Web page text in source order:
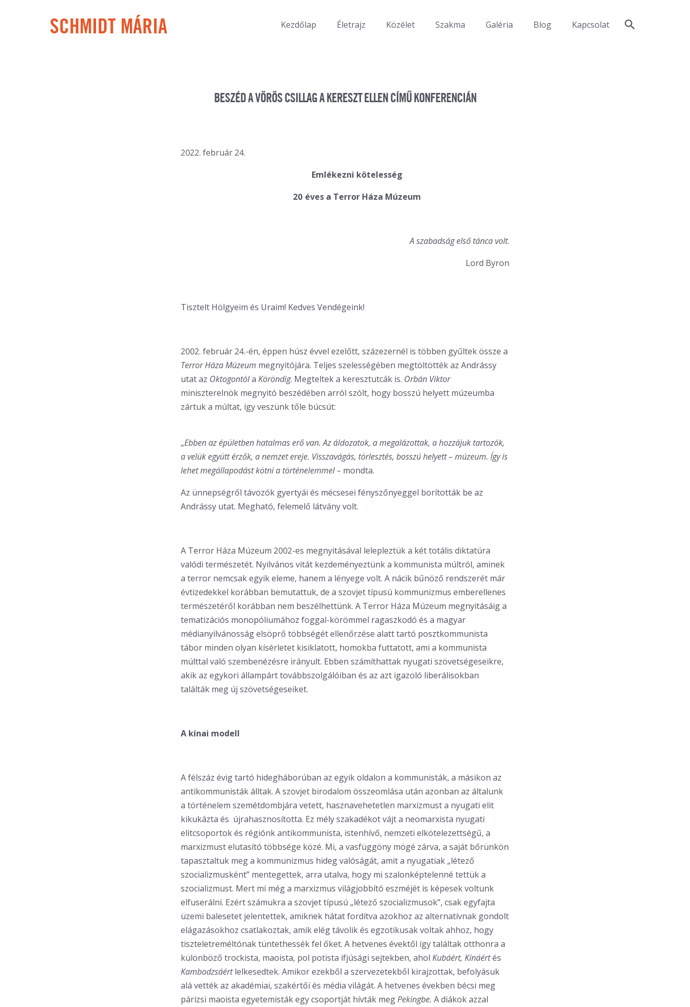
SCHMIDT MÁRIA Kezdőlap Életrajz Közélet Szakma Galéria Blog Kapcsolat
BESZÉD A VÖRÖS CSILLAG A KERESZT ELLEN CÍMŰ KONFERENCIÁN
2022. február 24.
Emlékezni kötelesség
20 éves a Terror Háza Múzeum
A szabadság első tánca volt.
Lord Byron
Tisztelt Hölgyeim és Uraim! Kedves Vendégeink!
2002. február 24.-én, éppen húsz évvel ezelőtt, százezernél is többen gyűltek össze a
Terror Háza Múzeum megnyitójára. Teljes szelességében megtöltötték az Andrássy
utat az Oktogontóla Köröndig. Megteltek a keresztutcák is. Orbán Viktor
miniszterelnök megnyitó beszédében arról szólt, hogy bosszú helyett múzeumba
zártuk a múltat, így veszünk tőle búcsút:
„Ebben az épületben hatalmas erő van. Az áldozatok, a megalázottak, a hozzájuk tartozók,
a velük együtt érzők, a nemzet ereje. Visszavágás, törlesztés, bosszú helyett – múzeum. Így is
lehet megállapodást kötni a történelemmel – mondta.
Az ünnepségről távozók gyertyái és mécsesei fényszőnyeggel borították be az
Andrássy utat. Megható, felemelő látvány volt.
A Terror Háza Múzeum 2002-es megnyitásával lelepleztük a két totális diktatúra
valódi természetét. Nyilvános vitát kezdeményeztünk a kommunista múltról, aminek
a terror nemcsak egyik eleme, hanem a lényege volt. A nácik bűnöző rendszerét már
évtizedekkel korábban bemutattuk, de a szovjet típusú kommunizmus emberellenes
természetéről korábban nem beszélhettünk. A Terror Háza Múzeum megnyitásáig a
tematizációs monopóliumához foggal-körömmel ragaszkodó és a magyar
médianyilvánosság elsöprő többségét ellenőrzése alatt tartó posztkommunista
tábor minden olyan kísérletet kisiklatott, homokba futtatott, ami a kommunista
múlttal való szembenézésre irányult. Ebben számíthattak nyugati szövetségeseikre,
akik az egykori állampárt továbbszolgálóiban és az azt igazoló liberálisokban
találták meg új szövetségeseiket.
A kínai modell
A félszáz évig tartó hidegháborúban az egyik oldalon a kommunisták, a másikon az
antikommunisták álltak. A szovjet birodalom összeomlása után azonban az általunk
a történelem szemétdombjára vetett, hasznavehetetlen marxizmust a nyugati elit
kikukázta és újrahasznosította. Ez mély szakadékot vájt a neomarxista nyugati
elitcsoportok és régiónk antikommunista, istenhívő, nemzeti elkötelezettségű, a
marxizmust elutasító többsége közé. Mi, a vasfüggöny mögé zárva, a saját bőrünkön
tapasztaltuk meg a kommunizmus hideg valóságát, amit a nyugatiak „létező
szocializmusként” mentegettek, arra utalva, hogy mi szalonképtelenné tettük a
szocializmust. Mert mi még a marxizmus világjobbító eszméjét is képesek voltunk
elfuserálni. Ezért számukra a szovjet típusú „létező szocializmusok”, csak egyfajta
üzemi balesetet jelentettek, amiknek hátat fordítva azokhoz az alternatívnak gondolt
elágazásokhoz csatlakoztak, amik elég távolik és egzotikusak voltak ahhoz, hogy
tiszteletreméltónak tüntethessék fel őket. A hetvenes évektől így találtak otthonra a
különböző trockista, maoista, pol potista ifjúsági sejtekben, ahol Kubáért, Kínáértés
Kambodzsáértlelkesedtek. Amikor ezekből a szervezetekből kirajzottak, befolyásuk
alá vették az akadémiai, szakértői és média világát. A hetvenes években bécsi meg
párizsi maoista egyetemisták egy csoportját hívták megPekingbe. A diákok azzal